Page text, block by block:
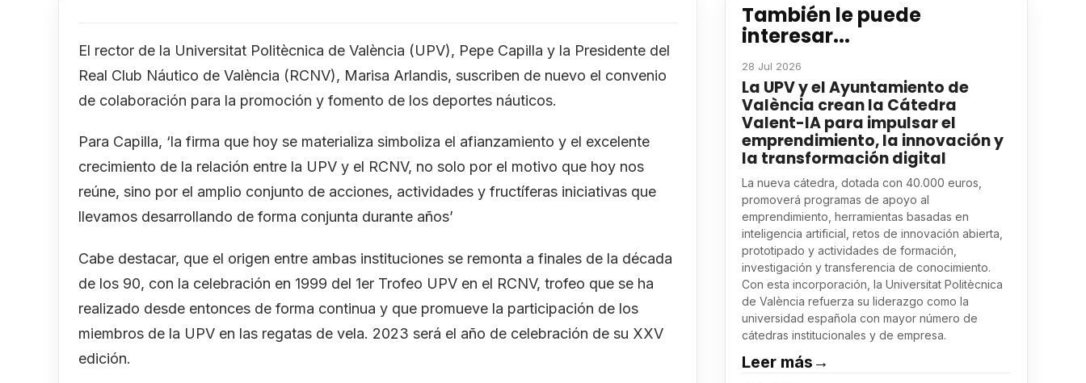
El rector de la Universitat Politècnica de València (UPV), Pepe Capilla y la Presidente del
Real Club Náutico de València (RCNV), Marisa Arlandis, suscriben de nuevo el convenio
de colaboración para la promoción y fomento de los deportes náuticos.
Para Capilla, ‘la firma que hoy se materializa simboliza el afianzamiento y el excelente
crecimiento de la relación entre la UPV y el RCNV, no solo por el motivo que hoy nos
reúne, sino por el amplio conjunto de acciones, actividades y fructíferas iniciativas que
llevamos desarrollando de forma conjunta durante años’
Cabe destacar, que el origen entre ambas instituciones se remonta a finales de la década
de los 90, con la celebración en 1999 del 1er Trofeo UPV en el RCNV, trofeo que se ha
realizado desde entonces de forma continua y que promueve la participación de los
miembros de la UPV en las regatas de vela. 2023 será el año de celebración de su XXV
edición.
También le puede
interesar...
28 Jul 2026
La UPV y el Ayuntamiento de
València crean la Cátedra
Valent-IA para impulsar el
emprendimiento, la innovación y
la transformación digital
La nueva cátedra, dotada con 40.000 euros,
promoverá programas de apoyo al
emprendimiento, herramientas basadas en
inteligencia artificial, retos de innovación abierta,
prototipado y actividades de formación,
investigación y transferencia de conocimiento.
Con esta incorporación, la Universitat Politècnica
de València refuerza su liderazgo como la
universidad española con mayor número de
cátedras institucionales y de empresa.
Leer más →